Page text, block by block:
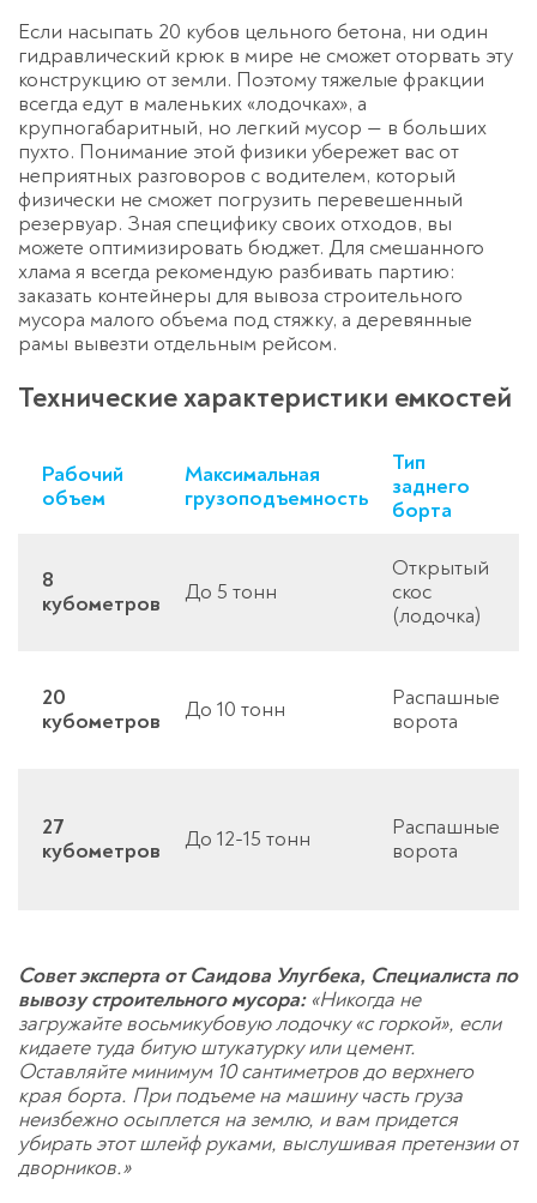
Если насыпать 20 кубов цельного бетона, ни один
гидравлический крюк в мире не сможет оторвать эту
конструкцию от земли. Поэтому тяжелые фракции
всегда едут в маленьких «лодочках», а
крупногабаритный, но легкий мусор — в больших
пухто. Понимание этой физики убережет вас от
неприятных разговоров с водителем, который
физически не сможет погрузить перевешенный
резервуар. Зная специфику своих отходов, вы
можете оптимизировать бюджет. Для смешанного
хлама я всегда рекомендую разбивать партию:
заказать контейнеры для вывоза строительного
мусора малого объема под стяжку, а деревянные
рамы вывезти отдельным рейсом.
Технические характеристики емкостей
Рабочий
объем
Максимальная
грузоподъемность
Тип
заднего
борта
8
кубометров
До 5 тонн
Открытый
скос
(лодочка)
20
кубометров
До 10 тонн
Распашные
ворота
27
кубометров
До 12-15 тонн
Распашные
ворота
Совет эксперта от Саидова Улугбека, Специалиста по
вывозу строительного мусора:«Никогда не
загружайте восьмикубовую лодочку «с горкой», если
кидаете туда битую штукатурку или цемент.
Оставляйте минимум 10 сантиметров до верхнего
края борта. При подъеме на машину часть груза
неизбежно осыплется на землю, и вам придется
убирать этот шлейф руками, выслушивая претензии от
дворников.»